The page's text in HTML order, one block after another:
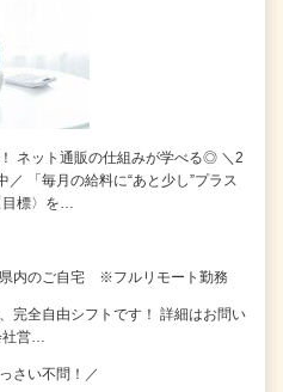
ネット通販の仕組みが学べる◎ ＼2
「毎月の給料に“あと少し”プラス
目標〉を…
内のご自宅 ※フルリモート勤務
完全自由シフトです！ 詳細はお問い
社営…
さい不問！／